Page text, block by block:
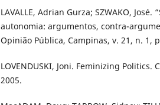
LAVALLE, Adrian Gurza; SZWAKO,
autonomia: argumentos, contra-
Opinião Pública, Campinas, v. 21, n. 1,
LOVENDUSKI, Joni. Feminizing
2005.